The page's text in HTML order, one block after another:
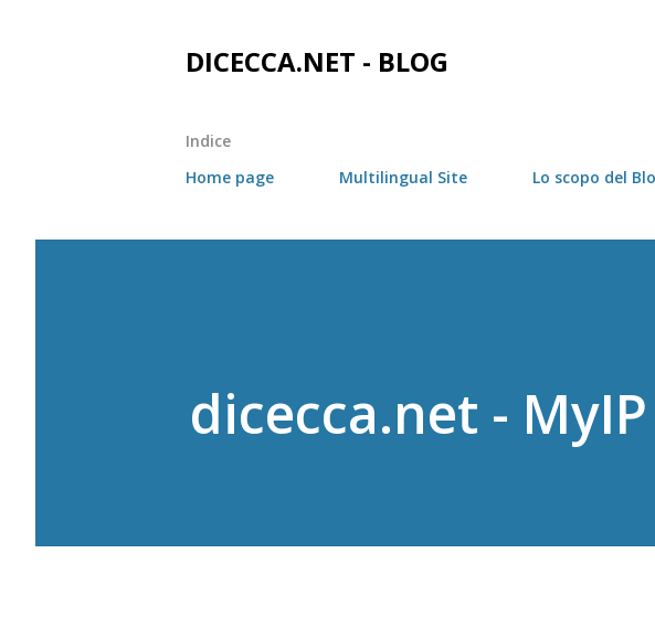
DICECCA.NET - BLOG
Indice
Home page
Multilingual Site Lo scopo del
dicecca.net -